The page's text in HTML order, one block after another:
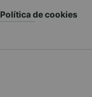
Política de cookies